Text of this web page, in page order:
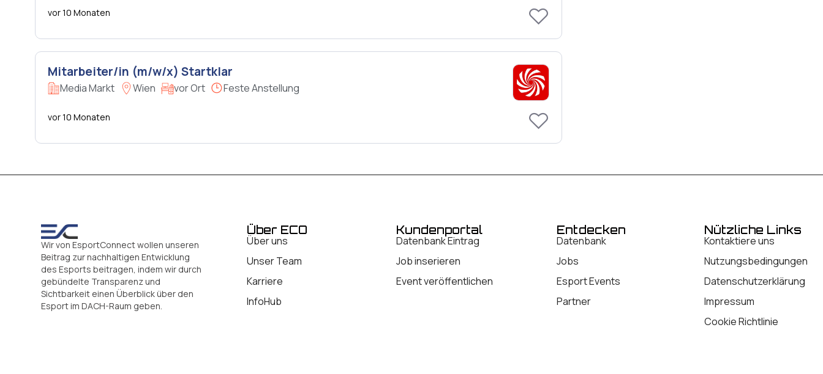
vor 10 Monaten
Mitarbeiter/in (m/w/x) Startklar
Media Markt Wien vor Ort Feste Anstellung
vor 10 Monaten
Wir von EsportConnect wollen unseren
Beitrag zur nachhaltigen Entwicklung
des Esports beitragen, indem wir durch
gebündelte Transparenz und
Sichtbarkeit einen Überblick über den
Esport im DACH-Raum geben.
Über ECO
Über uns
Unser Team
Karriere
InfoHub
Kundenportal
Datenbank Eintrag
Job inserieren
Event veröffentlichen
Entdecken
Datenbank
Jobs
Esport Events
Partner
Nützliche Links
Kontaktiere uns
Nutzungsbedingungen
Datenschutzerklärung
Impressum
Cookie Richtlinie